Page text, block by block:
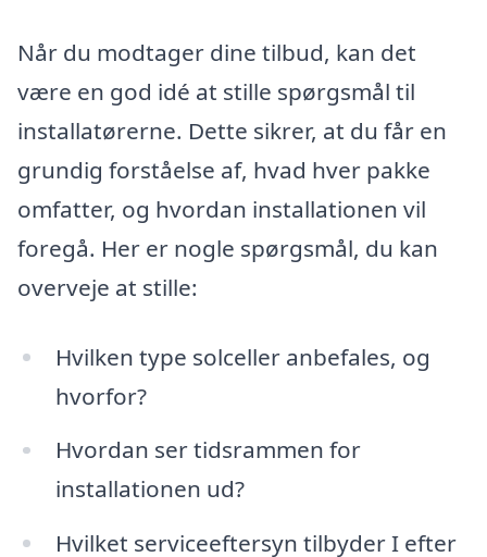
Når du modtager dine tilbud, kan det
være en god idé at stille spørgsmål til
installatørerne. Dette sikrer, at du får en
grundig forståelse af, hvad hver pakke
omfatter, og hvordan installationen vil
foregå. Her er nogle spørgsmål, du kan
overveje at stille:
Hvilken type solceller anbefales, og
hvorfor?
Hvordan ser tidsrammen for
installationen ud?
Hvilket serviceeftersyn tilbyder I efter